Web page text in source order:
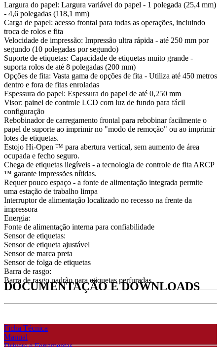
Largura do papel: Largura variável do papel - 1 polegada (25,4 mm)
- 4,6 polegadas (118,1 mm)
Carga de papel: acesso frontal para todas as operações, incluindo
troca de rolos e fita
Velocidade de impressão: Impressão ultra rápida - até 250 mm por
segundo (10 polegadas por segundo)
Suporte de etiquetas: Capacidade de etiquetas muito grande -
suporta rolos de até 8 polegadas (200 mm)
Opções de fita: Vasta gama de opções de fita - Utiliza até 450 metros
dentro e fora de fitas enroladas
Espessura do papel: Espessura do papel de até 0,250 mm
Visor: painel de controle LCD com luz de fundo para fácil
configuração
Rebobinador de carregamento frontal para rebobinar facilmente o
papel de suporte ao imprimir no "modo de remoção" ou ao imprimir
lotes de etiquetas.
Estojo Hi-Open ™ para abertura vertical, sem aumento de área
ocupada e fecho seguro.
Chega de etiquetas ilegíveis - a tecnologia de controle de fita ARCP
™ garante impressões nítidas.
Requer pouco espaço - a fonte de alimentação integrada permite
uma estação de trabalho limpa
Interruptor de alimentação localizado no recesso na frente da
impressora
Energia:
Fonte de alimentação interna para confiabilidade
Sensor de etiquetas:
Sensor de etiqueta ajustável
Sensor de marca preta
Sensor de folga de etiquetas
Barra de rasgo:
Barra de rasgo padrão para etiquetas perfuradas
DOCUMENTAÇÃO E DOWNLOADS
Ficha Técnica
Manual